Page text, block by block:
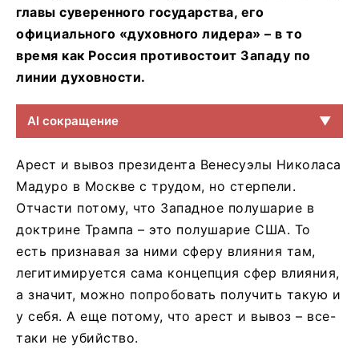
главы суверенного государства, его
официального «духовного лидера» – в то
время как Россия противостоит Западу по
линии духовности.
AI сокращение ▼
Арест и вывоз президента Венесуэлы Николаса
Мадуро в Москве с трудом, но стерпели.
Отчасти потому, что Западное полушарие в
доктрине Трампа – это полушарие США. То
есть признавая за ними сферу влияния там,
легитимируется сама концепция сфер влияния,
а значит, можно попробовать получить такую и
у себя. А еще потому, что арест и вывоз – все-
таки не убийство.